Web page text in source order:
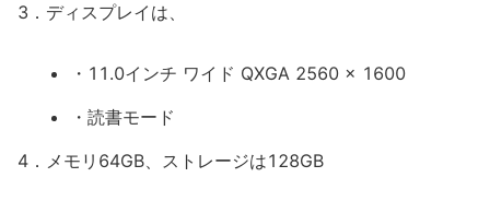
3．ディスプレイは、
・11.0インチ ワイド QXGA 2560 x 1600
・読書モード
4．メモリ64GB、ストレージは128GB